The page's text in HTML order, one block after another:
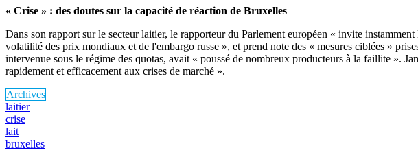
« Crise » : des doutes sur la capacité de réaction de Bruxelles
Dans son rapport sur le secteur laitier, le rapporteur du Parlement européen « invite
volatilité des prix mondiaux et de l'embargo russe », et prend note des « mesures ciblées »
intervenue sous le régime des quotas, avait « poussé de nombreux producteurs à la faillite ».
rapidement et efficacement aux crises de marché ».
Archives
laitier
crise
lait
bruxelles